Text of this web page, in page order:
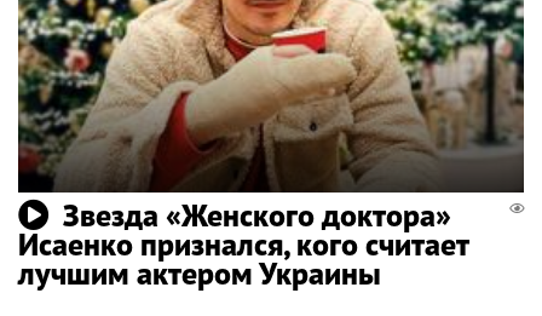
Звезда «Женского доктора»
Исаенко признался, кого считает
лучшим актером Украины